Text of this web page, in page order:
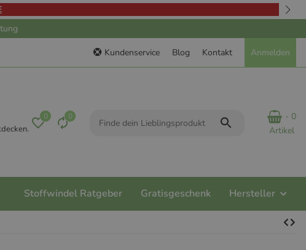
Kundenservice Blog Kontakt Anmelden
0 0
- 0
Artikel
Stoffwindel Ratgeber Gratisgeschenk Hersteller